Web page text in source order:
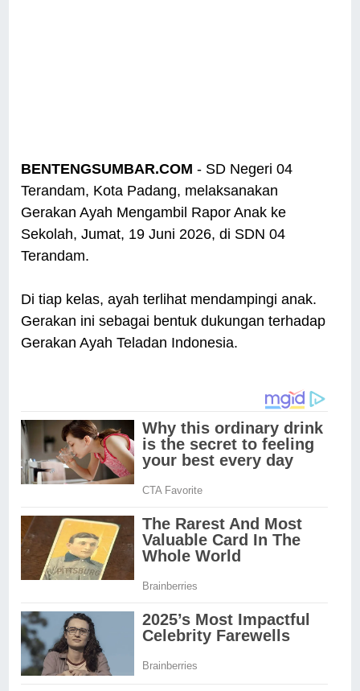
BENTENGSUMBAR.COM - SD Negeri 04
Terandam, Kota Padang, melaksanakan
Gerakan Ayah Mengambil Rapor Anak ke
Sekolah, Jumat, 19 Juni 2026, di SDN 04
Terandam.
Di tiap kelas, ayah terlihat mendampingi anak.
Gerakan ini sebagai bentuk dukungan terhadap
Gerakan Ayah Teladan Indonesia.